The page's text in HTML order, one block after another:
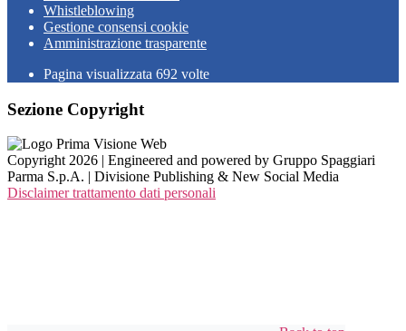
Whistleblowing
Gestione consensi cookie
Amministrazione trasparente
Pagina visualizzata 692 volte
Sezione Copyright
Copyright 2026 | Engineered and powered by Gruppo Spaggiari
Parma S.p.A. | Divisione Publishing & New Social Media
Disclaimer trattamento dati personali